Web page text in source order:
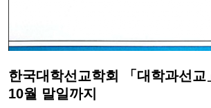
한국대학선교학회 「대학과선교
10월 말일까지